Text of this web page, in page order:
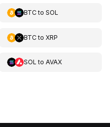
BTCto SOL
BTCto XRP
SOL to AVAX